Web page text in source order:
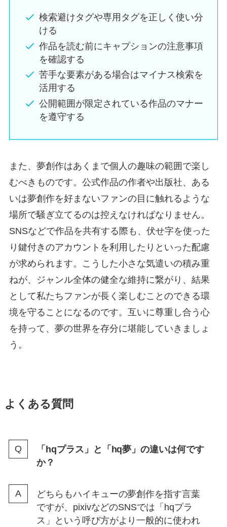
検索避けタグや専用タグを正しく使い分
ける
作品を読む前にキャプションの注意事項
を確認する
苦手な要素がある場合はマイナス検索を
活用する
公開範囲が限定されている作品のマナー
を遵守する
また、夢創作はあくまで個人の趣味の範囲で楽し
むべきものです。公式作品の作者や出版社、ある
いは夢創作を好まないファンの目に触れるような
場所で騒ぎ立てるのは控えなければなりません。
SNSなどで作品を共有する際も、伏せ字を使った
り鍵付きのアカウントを利用したりといった配慮
が求められます。こうした小さな気遣いの積み重
ねが、ジャンル全体の健全な維持に繋がり、結果
として私たちファンが長く楽しむことのできる環
境を守ることになるのです。互いに尊重し合う心
を持って、夢の世界を存分に堪能していきましょ
う。
よくある質問
「hqプラス」と「hq夢」の違いは何です
か？
どちらもハイキューの夢創作を指す言葉
ですが、pixivなどのSNSでは「hqプラ
ス」という呼び方がより一般的に使われ